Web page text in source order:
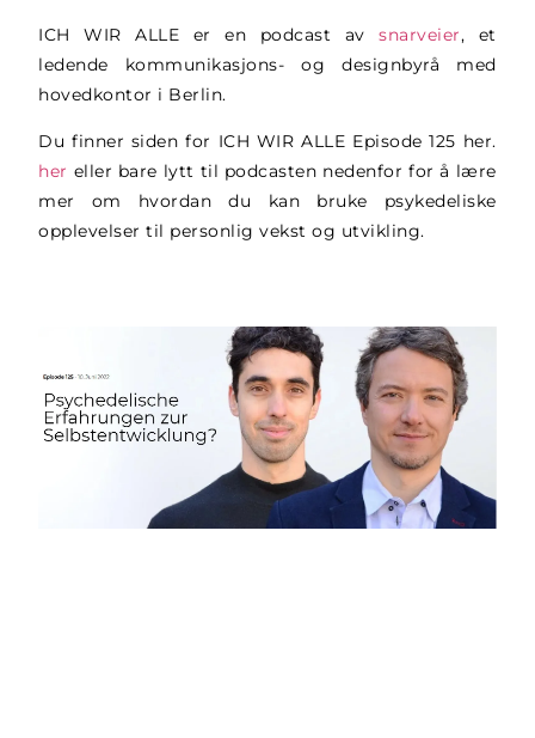
ICH WIR ALLE er en podcast avsnarveier, et
ledende kommunikasjons- og designbyrå med
hovedkontor i Berlin.
Du finner siden for ICH WIR ALLE Episode 125 her.
her eller bare lytt til podcasten nedenfor for å lære
mer om hvordan du kan bruke psykedeliske
opplevelser til personlig vekst og utvikling.